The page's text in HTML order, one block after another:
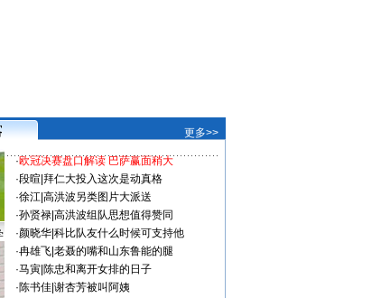
更多>>
·欧冠决赛盘口解读 巴萨赢面稍大
·段暄 拜仁大投入这次是动真格
·徐江| 高洪波另类图片大派送
·孙贤禄| 高洪波组队思想值得赞同
·颜晓华| 科比队友什么时候可支持他
·冉雄飞| 老聂的嘴和山东鲁能的腿
·马寅| 陈忠和离开女排的日子
·陈书佳| 谢杏芳被叫阿姨